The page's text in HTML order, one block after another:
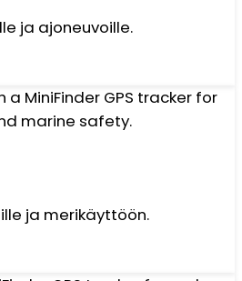
ja ajoneuvoille.
ja merikäyttöön.